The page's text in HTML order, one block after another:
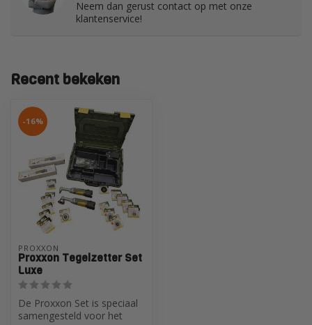
Neem dan gerust contact op met onze
klantenservice!
Recent bekeken
-16%
PROXXON
Proxxon Tegelzetter Set
Luxe
De Proxxon Set is speciaal
samengesteld voor het